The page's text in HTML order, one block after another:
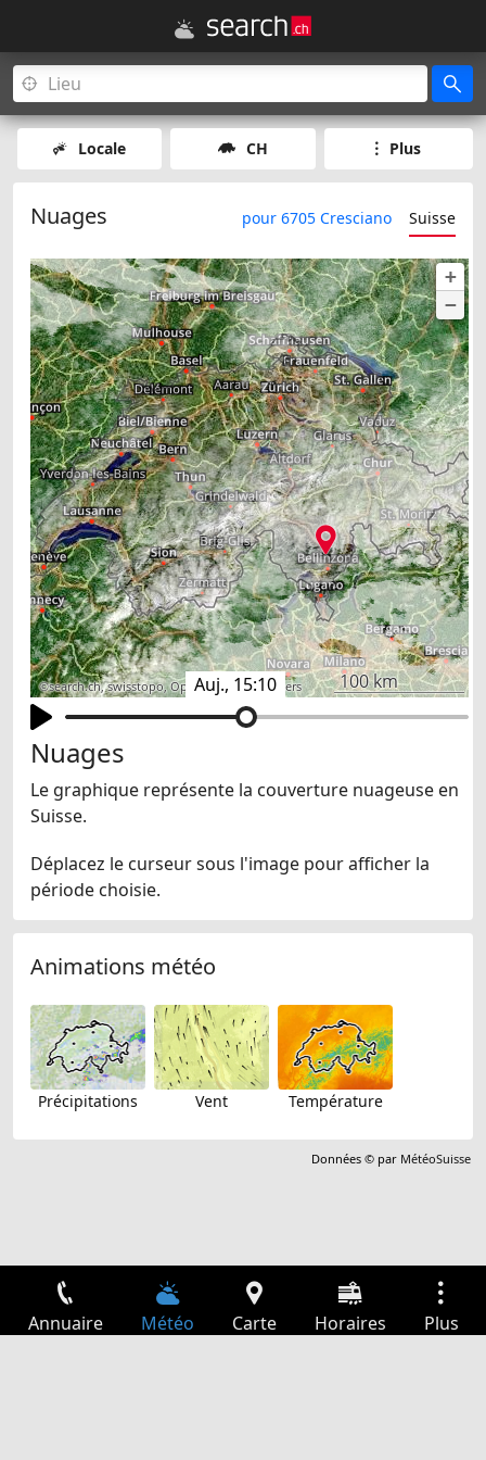
Locale CH Plus
Nuages pour 6705 Cresciano Suisse
Auj., 15:10
+
−
©search.ch,swisstopo,OpenStreetMap , others 100 km
Nuages
Le graphique représente la couverture nuageuse en
Suisse.
Déplacez le curseur sous l'image pour afficher la
période choisie.
Animations météo
Précipitations Vent Température
Données © par MétéoSuisse
Annuaire Météo Carte Horaires Plus